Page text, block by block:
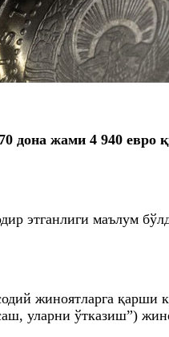
дона жами 4 940 евро
этганлиги маълум
жиноятларга
уларни ўтказиш”)